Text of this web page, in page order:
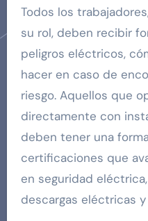
Todos los
su rol, deben recibir
peligros eléctricos,
hacer en caso de
riesgo. Aquellos que
directamente con
deben tener una
certificaciones que
en seguridad
descargas eléctricas